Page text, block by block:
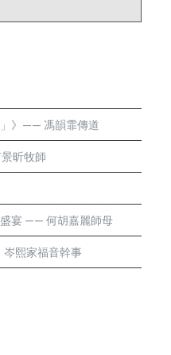
」》—— 馮韻霏傳道
昕牧師
宴 —— 何胡嘉麗師母
熙家福音幹事